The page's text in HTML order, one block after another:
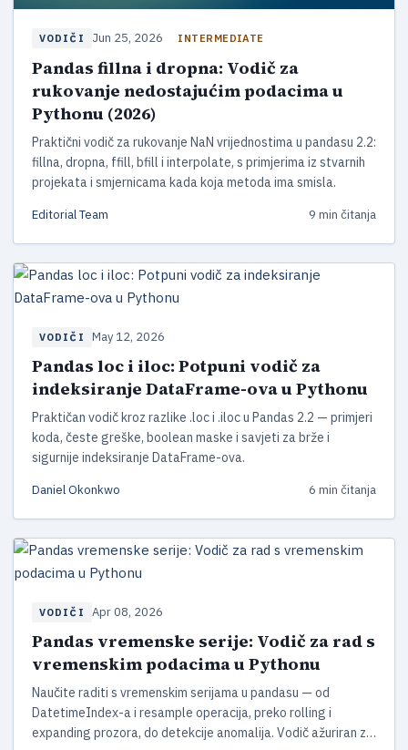
VODIČI Jun 25, 2026 INTERMEDIATE
Pandas fillna i dropna: Vodič za
rukovanje nedostajućim podacima u
Pythonu (2026)
Praktični vodič za rukovanje NaN vrijednostima u pandasu 2.2:
fillna, dropna, ffill, bfill i interpolate, s primjerima iz stvarnih
projekata i smjernicama kada koja metoda ima smisla.
Editorial Team 9 min čitanja
VODIČI May 12, 2026
Pandas loc i iloc: Potpuni vodič za
indeksiranje DataFrame-ova u Pythonu
Praktičan vodič kroz razlike .loc i .iloc u Pandas 2.2 — primjeri
koda, česte greške, boolean maske i savjeti za brže i
sigurnije indeksiranje DataFrame-ova.
Daniel Okonkwo 6 min čitanja
VODIČI Apr 08, 2026
Pandas vremenske serije: Vodič za rad s
vremenskim podacima u Pythonu
Naučite raditi s vremenskim serijama u pandasu — od
DatetimeIndex-a i resample operacija, preko rolling i
expanding prozora, do detekcije anomalija. Vodič ažuriran za